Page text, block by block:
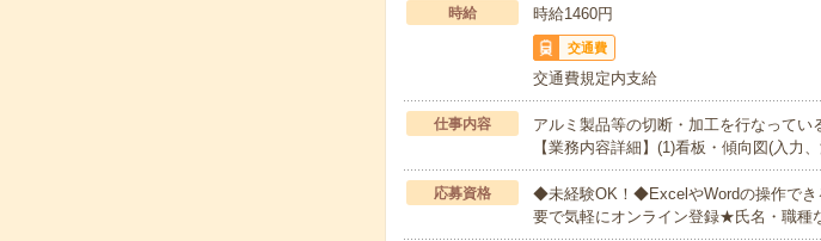
時給 時給1460円
交通費
交通費規定内支給
仕事内容
アルミ製品等の切断・加工を行なってい
【業務内容詳細】(1)看板・傾向図(入力
応募資格
◆未経験OK！◆ExcelやWordの操作でき
要で気軽にオンライン登録★氏名・職種